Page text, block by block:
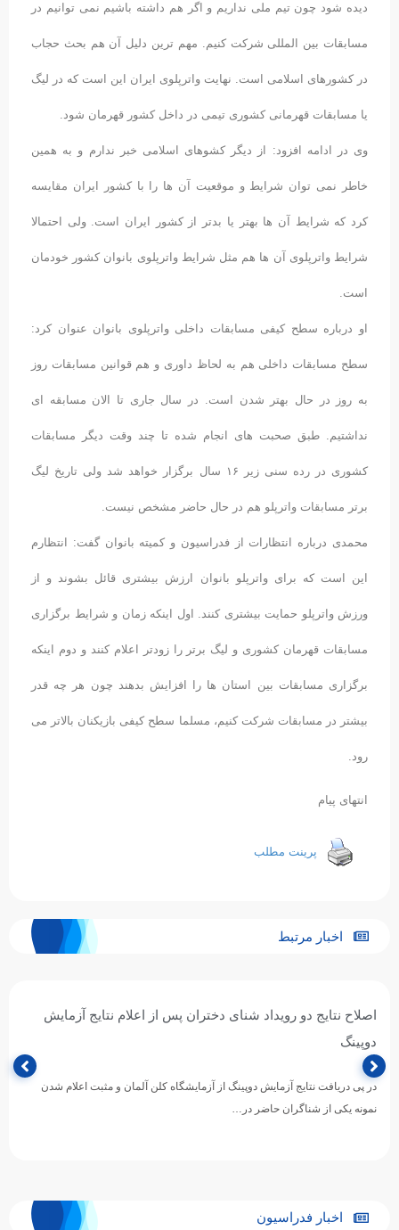
دیده شود چون تیم ملی نداریم و اگر هم داشته باشیم نمی توانیم در
مسابقات بین المللی شرکت کنیم. مهم ترین دلیل آن هم بحث حجاب
در کشورهای اسلامی است. نهایت واترپلوی ایران این است که در لیگ
یا مسابقات قهرمانی کشوری تیمی در داخل کشور قهرمان شود.
وی در ادامه افزود: از دیگر کشوهای اسلامی خبر ندارم و به همین
خاطر نمی توان شرایط و موقعیت آن ها را با کشور ایران مقایسه
کرد که شرایط آن ها بهتر یا بدتر از کشور ایران است. ولی احتمالا
شرایط واترپلوی آن ها هم مثل شرایط واترپلوی بانوان کشور خودمان
است.
او درباره سطح کیفی مسابقات داخلی واترپلوی بانوان عنوان کرد:
سطح مسابقات داخلی هم به لحاظ داوری و هم قوانین مسابقات روز
به روز در حال بهتر شدن است. در سال جاری تا الان مسابقه ای
نداشتیم. طبق صحبت های انجام شده تا چند وقت دیگر مسابقات
کشوری در رده سنی زیر ۱۶ سال برگزار خواهد شد ولی تاریخ لیگ
برتر مسابقات واترپلو هم در حال حاضر مشخص نیست.
محمدی درباره انتظارات از فدراسیون و کمیته بانوان گفت: انتظارم
این است که برای واترپلو بانوان ارزش بیشتری قائل بشوند و از
ورزش واترپلو حمایت بیشتری کنند. اول اینکه زمان و شرایط برگزاری
مسابقات قهرمان کشوری و لیگ برتر را زودتر اعلام کنند و دوم اینکه
برگزاری مسابقات بین استان ها را افزایش بدهند چون هر چه قدر
بیشتر در مسابقات شرکت کنیم، مسلما سطح کیفی بازیکنان بالاتر می
رود.
انتهای پیام
پرینت مطلب
اخبار مرتبط
اصلاح نتایج دو رویداد شنای دختران پس از اعلام نتایج آزمایش
دوپینگ
در پی دریافت نتایج آزمایش دوپینگ از آزمایشگاه کلن آلمان و مثبت اعلام شدن
نمونه یکی از شناگران حاضر در…
اخبار فدراسیون